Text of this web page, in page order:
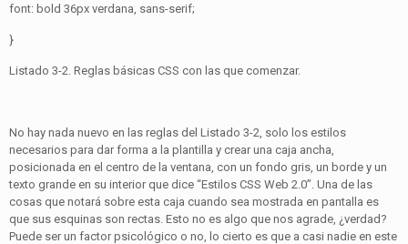
font: bold 36px verdana, sans-serif;
}
Listado 3-2. Reglas básicas CSS con las que comenzar.
No hay nada nuevo en las reglas del Listado 3-2, solo los estilos
necesarios para dar forma a la plantilla y crear una caja ancha,
posicionada en el centro de la ventana, con un fondo gris, un borde y un
texto grande en su interior que dice “Estilos CSS Web 2.0”. Una de las
cosas que notará sobre esta caja cuando sea mostrada en pantalla es
que sus esquinas son rectas. Esto no es algo que nos agrade, ¿verdad?
Puede ser un factor psicológico o no, lo cierto es que a casi nadie en este